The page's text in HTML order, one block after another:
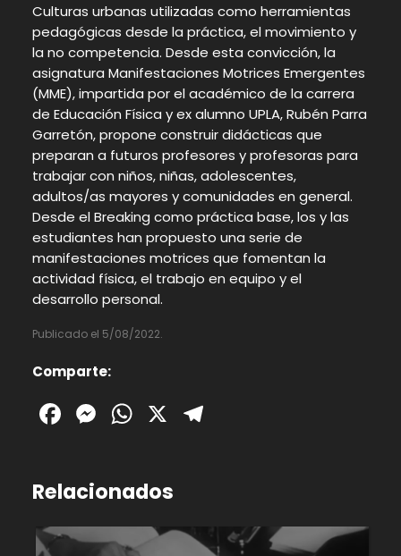
Culturas urbanas utilizadas como herramientas
pedagógicas desde la práctica, el movimiento y
la no competencia. Desde esta convicción, la
asignatura Manifestaciones Motrices Emergentes
(MME), impartida por el académico de la carrera
de Educación Física y ex alumno UPLA, Rubén Parra
Garretón, propone construir didácticas que
preparan a futuros profesores y profesoras para
trabajar con niños, niñas, adolescentes,
adultos/as mayores y comunidades en general.
Desde el Breaking como práctica base, los y las
estudiantes han propuesto una serie de
manifestaciones motrices que fomentan la
actividad física, el trabajo en equipo y el
desarrollo personal.
Publicado el 5/08/2022.
Comparte:
Facebook
Messenger
WhatsApp
X
Relacionados